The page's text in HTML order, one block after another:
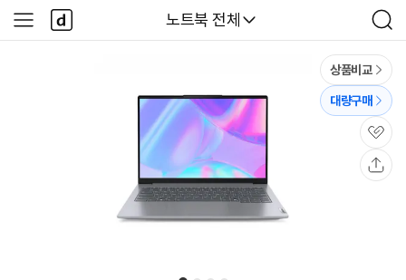
다나와
노트북 전체
검
색
사
이
다
나
와
상품비교
대량구매
관
심